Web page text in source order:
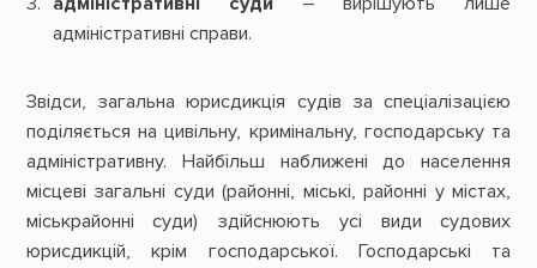
адміністративні справи.
Звідси, загальна юрисдикція судів за спеціалізацією
поділяється на цивільну, кримінальну, господарську та
адміністративну. Найбільш наближені до населення
місцеві загальні суди (районні, міські, районні у містах,
міськрайонні суди) здійснюють усі види судових
юрисдикцій, крім господарської. Господарські та